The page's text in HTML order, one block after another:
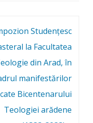
Studențesc
la Facultatea
din Arad, în
manifestărilor
Bicentenarului
Teologiei arădene